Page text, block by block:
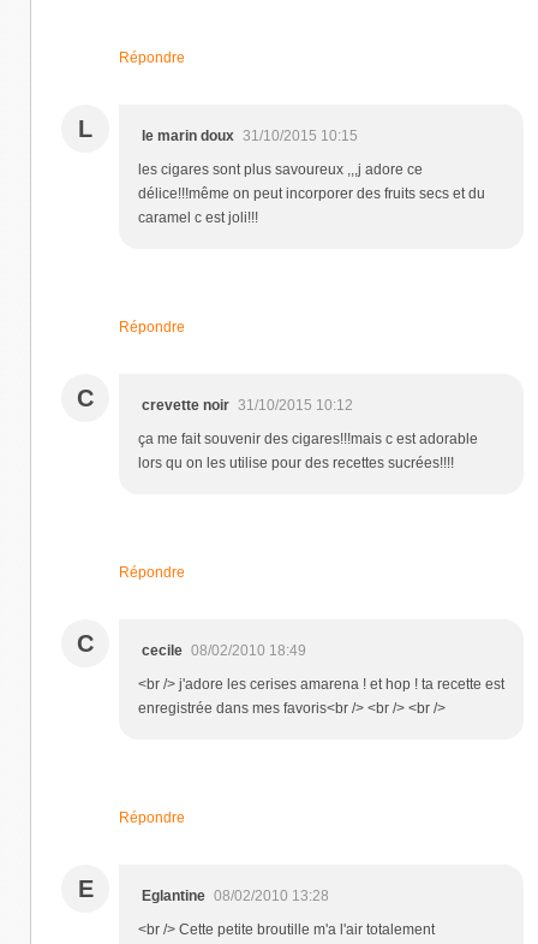
Répondre
L le marin doux 31/10/2015 10:15
les cigares sont plus savoureux ,,,j adore ce
délice!!!même on peut incorporer des fruits secs et du
caramel c est joli!!!
Répondre
C crevette noir 31/10/2015 10:12
ça me fait souvenir des cigares!!!mais c est adorable
lors qu on les utilise pour des recettes sucrées!!!!
Répondre
C cecile 08/02/2010 18:49
<br /> j'adore les cerises amarena ! et hop ! ta recette est
enregistrée dans mes favoris<br /> <br /> <br />
Répondre
E Eglantine 08/02/2010 13:28
<br /> Cette petite broutille m'a l'air totalement